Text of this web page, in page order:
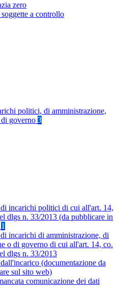
zero
a controllo
politici, di amministrazione,
governo 3
incarichi politici di cui all'art. 14,
dlgs n. 33/2013 (da pubblicare in
1
incarichi di amministrazione, di
o di governo di cui all'art. 14, co.
dlgs n. 33/2013
(documentazione da
sul sito web)
comunicazione dei dati